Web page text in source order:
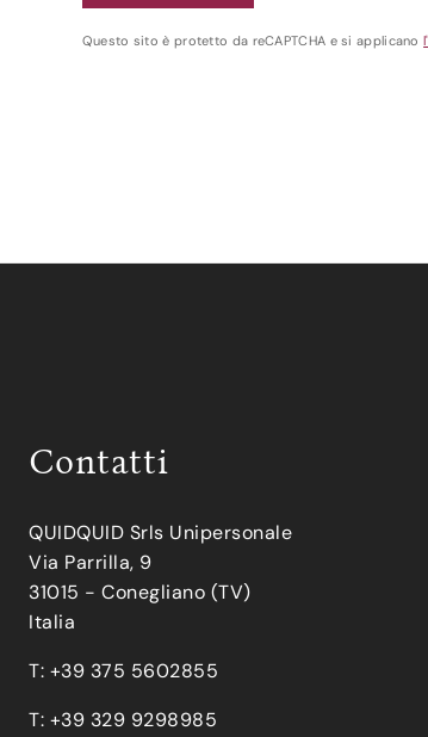
Questo sito è protetto da reCAPTCHA e si applicano
Contatti
QUIDQUID Srls Unipersonale
Via Parrilla, 9
31015 - Conegliano (TV)
Italia
T: +39 375 5602855
T: +39 329 9298985